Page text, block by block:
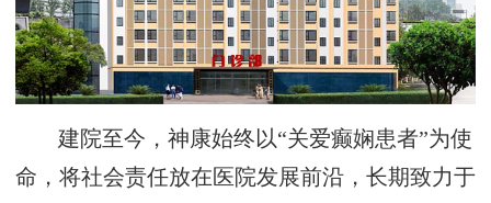
建院至今，神康始终以“关爱癫娴患者”为使
命，将社会责任放在医院发展前沿，长期致力于